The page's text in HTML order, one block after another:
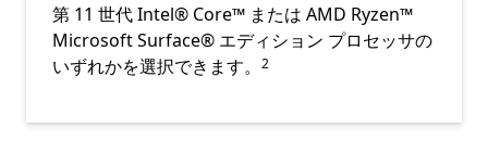
第 11 世代 Intel® Core™ または AMD Ryzen™
Microsoft Surface® エディション プロセッサの
いずれかを選択できます。
Footnote
2